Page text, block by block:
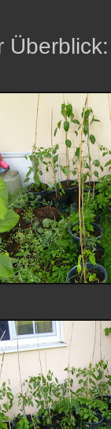
Überblick: